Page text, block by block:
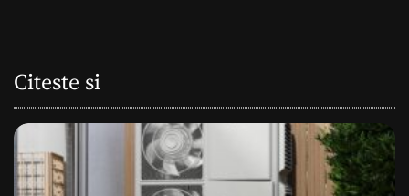
r
e
î
Citeste si